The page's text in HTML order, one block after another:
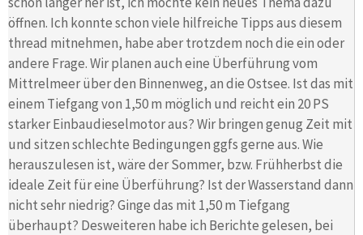
öffnen. Ich konnte schon viele hilfreiche Tipps aus diesem
thread mitnehmen, habe aber trotzdem noch die ein oder
andere Frage. Wir planen auch eine Überführung vom
Mittrelmeer über den Binnenweg, an die Ostsee. Ist das mit
einem Tiefgang von 1,50 m möglich und reicht ein 20 PS
starker Einbaudieselmotor aus? Wir bringen genug Zeit mit
und sitzen schlechte Bedingungen ggfs gerne aus. Wie
herauszulesen ist, wäre der Sommer, bzw. Frühherbst die
ideale Zeit für eine Überführung? Ist der Wasserstand dann
nicht sehr niedrig? Ginge das mit 1,50 m Tiefgang
überhaupt? Desweiteren habe ich Berichte gelesen, bei